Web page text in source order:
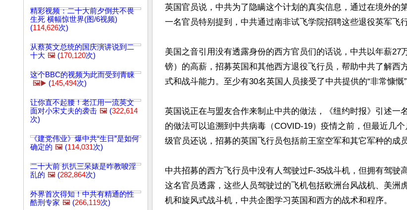
精彩视频：二十大前夕倒共不畏
生死 横幅惊世界(图/6视频)
(114,626次)
从蔡英文总统的国庆演讲说到二
十大 🖼️ (170,120次)
这个BBC的视频为此而受到青睐
🖼️▶️ (145,494次)
让你直不起腰！老江用一流英文
面对小宋丈夫的袭击 🖼️ (322,614
次)
《建党伟业》爆中共“生日”是如何
确定的 🖼️ (114,031次)
二十大前 扒扒三呆婊是咋教唆淫
乱的 🖼️ (282,864次)
外界首次得知！中共有精通的性
酷刑专家 🖼️ (266,119次)
英国官员说，中共为了隐瞒这个计划的真实信息，通过在境外的
一名官员特别提到，中共通过南非试飞学院招聘这些退役英军飞行
美国之音引用没有透露身份的西方官员们的话说，中共以年薪27
镑）的高薪，招募英国和其他西方退役飞行员，帮助中共了解西
式和战斗能力。至少有30名英国人员接受了中共提供的“非常慷慨”
英国说正在与盟友合作来制止中共的做法，《纽约时报》引述一
的做法可以追溯到中共病毒（COVID-19）疫情之前，但最近几
级官员还说，招募的英国飞行员包括前王室空军和其它军种的成员
中共招募的西方飞行员中没有人驾驶过F-35战斗机，但拥有驾驶
这名官员透露，这些人员驾驶过的飞机包括欧洲台风战机、美洲
机和旋风式战斗机，中共企图学习英国和西方的战术和程序。